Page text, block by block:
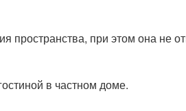
пространства, при этом она не
в частном доме.